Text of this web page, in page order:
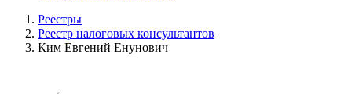
Реестры
Реестр налоговых консультантов
Ким Евгений Енунович